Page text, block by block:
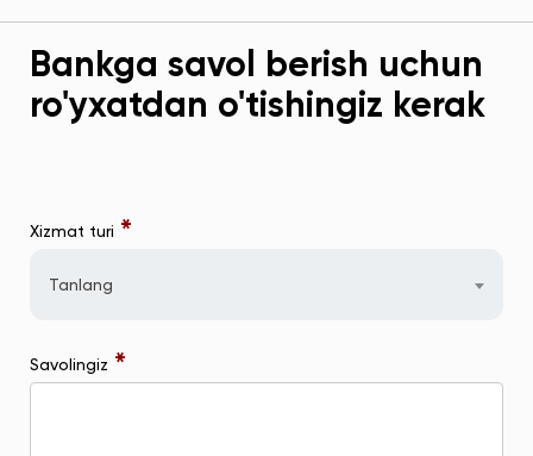
Bankga savol berish uchun
ro'yxatdan o'tishingiz kerak
Xizmat turi *
Tanlang
Savolingiz *